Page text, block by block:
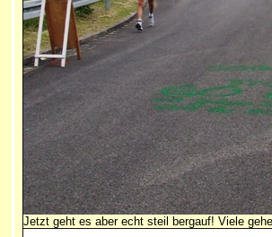
Jetzt geht es aber echt steil bergauf! Viele